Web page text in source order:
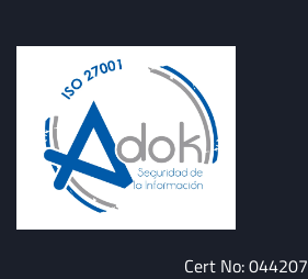
Cert No: 044207